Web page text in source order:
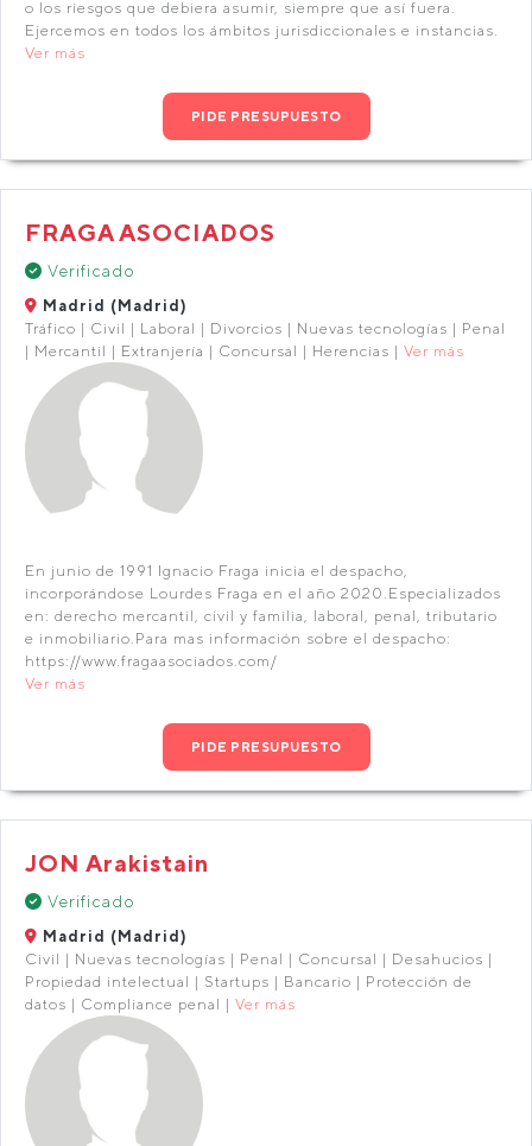
o los riesgos que debiera asumir, siempre que así fuera.
Ejercemos en todos los ámbitos jurisdiccionales e instancias.
Ver más
PIDE PRESUPUESTO
FRAGA ASOCIADOS
Verificado
Madrid (Madrid)
Tráfico | Civil | Laboral | Divorcios | Nuevas tecnologías | Penal
| Mercantil | Extranjería | Concursal | Herencias | Ver más
En junio de 1991 Ignacio Fraga inicia el despacho,
incorporándose Lourdes Fraga en el año 2020.Especializados
en: derecho mercantil, civil y familia, laboral, penal, tributario
e inmobiliario.Para mas información sobre el despacho:
https://www.fragaasociados.com/
Ver más
PIDE PRESUPUESTO
JON Arakistain
Verificado
Madrid (Madrid)
Civil | Nuevas tecnologías | Penal | Concursal | Desahucios |
Propiedad intelectual | Startups | Bancario | Protección de
datos | Compliance penal | Ver más